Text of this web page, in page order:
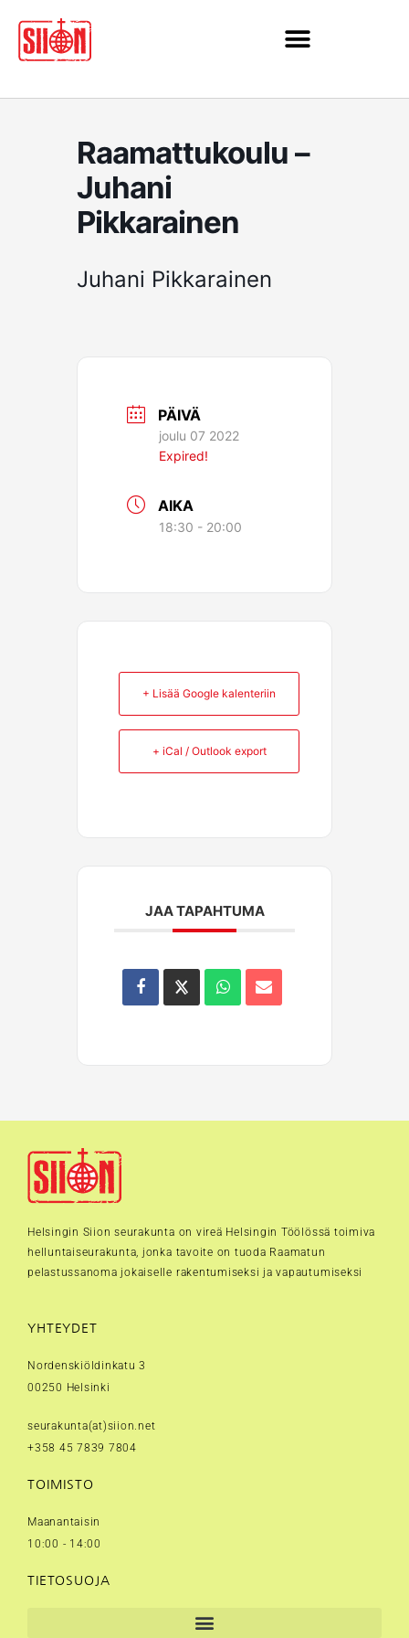
sisältöön
Raamattukoulu –
Juhani
Pikkarainen
Juhani Pikkarainen
PÄIVÄ
joulu 07 2022
Expired!
AIKA
18:30 - 20:00
+ Lisää Google kalenteriin
+ iCal / Outlook export
JAA TAPAHTUMA
Helsingin Siion seurakunta on vireä Helsingin Töölössä toimiva
helluntaiseurakunta, jonka tavoite on tuoda Raamatun
pelastussanoma jokaiselle rakentumiseksi ja vapautumiseksi
YHTEYDET
Nordenskiöldinkatu 3
00250 Helsinki
seurakunta(at)siion.net
+358 45 7839 7804
TOIMISTO
Maanantaisin
10:00 - 14:00
TIETOSUOJA